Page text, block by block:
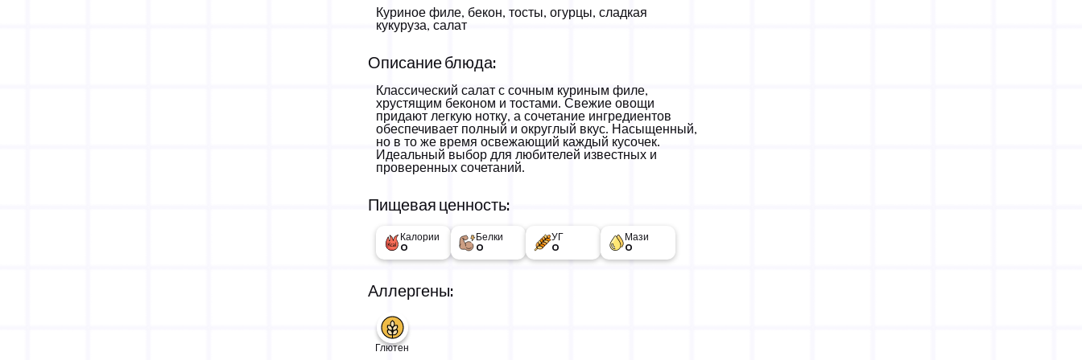
Куриное филе, бекон, тосты, огурцы, сладкая
кукуруза, салат
Описание блюда:
Классический салат с сочным куриным филе,
хрустящим беконом и тостами. Свежие овощи
придают легкую нотку, а сочетание ингредиентов
обеспечивает полный и округлый вкус. Насыщенный,
но в то же время освежающий каждый кусочек.
Идеальный выбор для любителей известных и
проверенных сочетаний.
Пищевая ценность:
Калории
0
Белки
0
УГ
0
Мази
0
Аллергены:
Глютен